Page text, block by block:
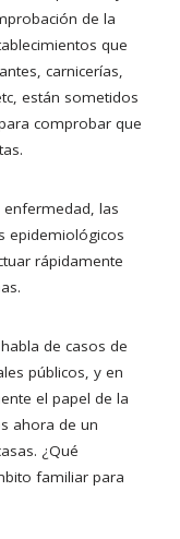
de la
que
carnicerías,
están sometidos
comprobar que
enfermedad, las
epidemiológicos
rápidamente
de casos de
públicos, y en
el papel de la
ahora de un
¿Qué
familiar para